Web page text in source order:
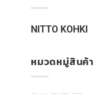
NITTO KOHKI
หมวดหมู่สินค้า